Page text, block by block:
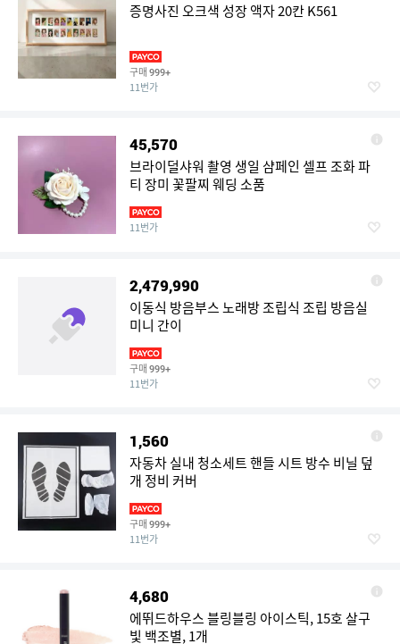
증명사진 오크색 성장 액자 20칸 K561
구매 999+
11번가
45,570
브라이덜샤워 촬영 생일 샴페인 셀프 조화 파
티 장미 꽃팔찌 웨딩 소품
11번가
2,479,990
이동식 방음부스 노래방 조립식 조립 방음실
미니 간이
구매 999+
11번가
1,560
자동차 실내 청소세트 핸들 시트 방수 비닐 덮
개 정비 커버
구매 999+
11번가
4,680
에뛰드하우스 블링블링 아이스틱, 15호 살구
빛 백조별, 1개